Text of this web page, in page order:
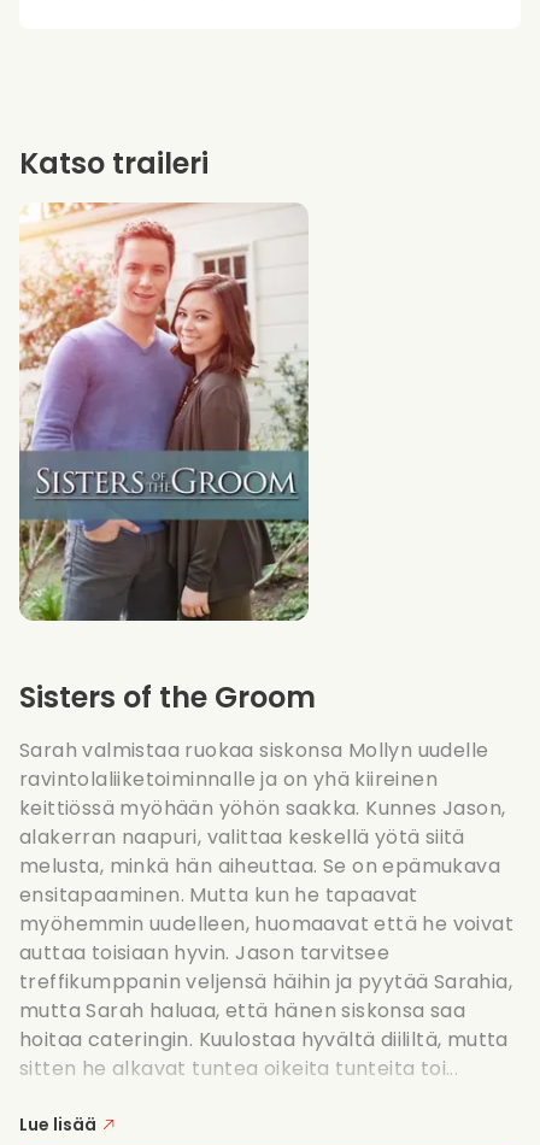
Sisters of the Groom
Sarah valmistaa ruokaa siskonsa Mollyn uudelle
ravintolaliiketoiminnalle ja on yhä kiireinen
keittiössä myöhään yöhön saakka. Kunnes Jason,
alakerran naapuri, valittaa keskellä yötä siitä
melusta, minkä hän aiheuttaa. Se on epämukava
ensitapaaminen. Mutta kun he tapaavat
myöhemmin uudelleen, huomaavat että he voivat
auttaa toisiaan hyvin. Jason tarvitsee
treffikumppanin veljensä häihin ja pyytää Sarahia,
mutta Sarah haluaa, että hänen siskonsa saa
hoitaa cateringin. Kuulostaa hyvältä diililtä, mutta
sitten he alkavat tuntea oikeita tunteita toi...
Lue lisää
Katso traileri